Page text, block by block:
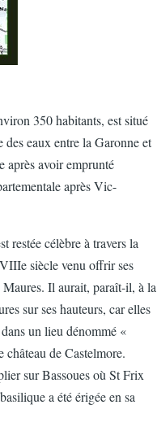
350 habitants, est situé
eaux entre la Garonne et
après avoir emprunté
après Vic-
restée célèbre à travers la
siècle venu offrir ses
Il aurait, paraît-il, à la
sur ses hauteurs, car elles
un lieu dénommé «
château de Castelmore.
sur Bassoues où St Frix
a été érigée en sa